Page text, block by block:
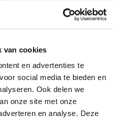
van cookies
en advertenties te
social media te bieden en
Ook delen we
onze site met onze
en analyse. Deze
Gratis vulmiddel!
24,95 € 20,95 Huidige
BEKIJK PRODUCT